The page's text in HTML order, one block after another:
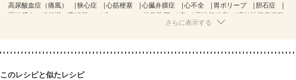
高尿酸血症（痛風）
狭心症 心筋梗塞 心臓弁膜症 心不全 胃ポリープ
胆石症
慢性膵炎（移行期・寛解期）
非アルコール性脂肪肝 痔 慢性便秘症
過敏性腸症候群（
糖尿病性腎症（第２期）
産後（母乳）
産後（混合栄養） 産後（ミルク） 骨折 骨粗しょう症 関節リウマチ
さらに表示する
このレシピと似たレシピ